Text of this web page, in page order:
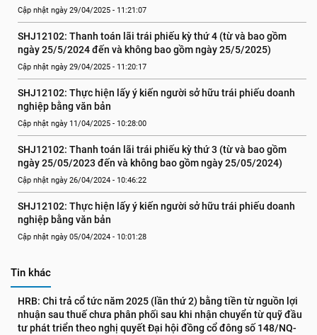
Cập nhật ngày 29/04/2025 - 11:21:07
SHJ12102: Thanh toán lãi trái phiếu kỳ thứ 4 (từ và bao gồm
ngày 25/5/2024 đến và không bao gồm ngày 25/5/2025)
Cập nhật ngày 29/04/2025 - 11:20:17
SHJ12102: Thực hiện lấy ý kiến người sở hữu trái phiếu doanh
nghiệp bằng văn bản
Cập nhật ngày 11/04/2025 - 10:28:00
SHJ12102: Thanh toán lãi trái phiếu kỳ thứ 3 (từ và bao gồm
ngày 25/05/2023 đến và không bao gồm ngày 25/05/2024)
Cập nhật ngày 26/04/2024 - 10:46:22
SHJ12102: Thực hiện lấy ý kiến người sở hữu trái phiếu doanh
nghiệp bằng văn bản
Cập nhật ngày 05/04/2024 - 10:01:28
Tin khác
HRB: Chi trả cổ tức năm 2025 (lần thứ 2) bằng tiền từ nguồn lợi
nhuận sau thuế chưa phân phối sau khi nhận chuyển từ quỹ đầu
tư phát triển theo nghị quyết Đại hội đồng cổ đông số 148/NQ-